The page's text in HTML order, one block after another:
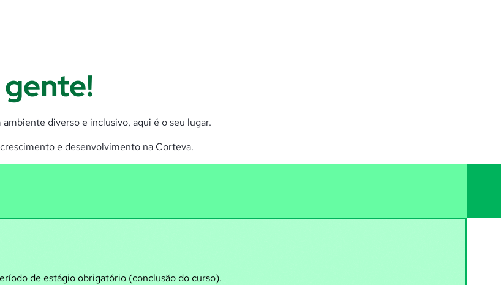
diverso e inclusivo, aqui é o seu lugar.
e desenvolvimento na Corteva.
de estágio obrigatório (conclusão do curso).